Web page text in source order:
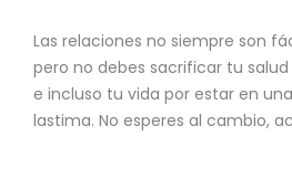
Las relaciones no siempre son
pero no debes sacrificar tu
e incluso tu vida por estar en
lastima. No esperes al cambio,